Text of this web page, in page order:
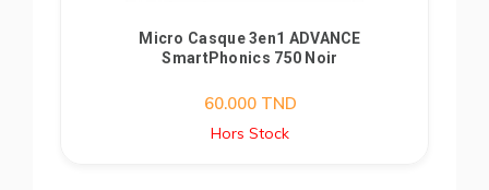
Micro Casque 3en1 ADVANCE
SmartPhonics 750 Noir
60.000TND
Hors Stock